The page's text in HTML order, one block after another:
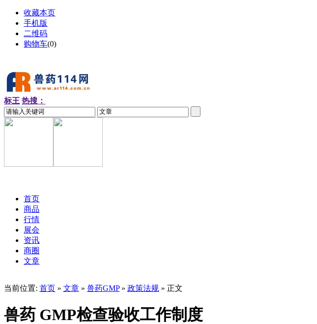
收藏本页
手机版
二维码
购物车(0)
标王 热搜：
首页
商品
行情
展会
资讯
商圈
文章
当前位置: 首页 » 文章 » 兽药GMP» 政策法规 » 正文
兽药 GMP检查验收工作制度